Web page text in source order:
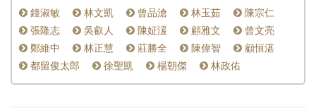
鍾淑敏
林文凱 曾品滄 林玉茹
陳宗仁
張隆志
吳叡人 陳姃湲 顧雅文
曾文亮
鄭維中
林正慧 莊勝全 陳偉智
顧恒湛
都留俊太郎
徐聖凱 楊朝傑 林政佑